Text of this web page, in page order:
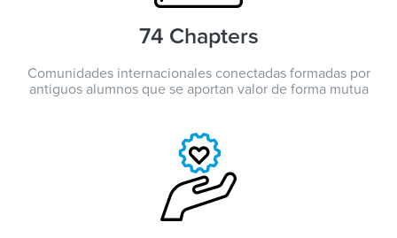
74 Chapters
Comunidades internacionales conectadas formadas por
antiguos alumnos que se aportan valor de forma mutua